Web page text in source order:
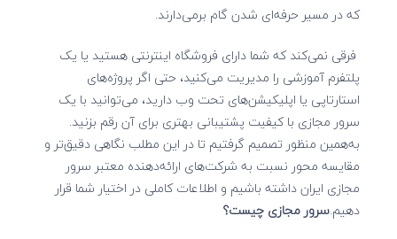
که در مسیر حرفه‌ای شدن گام برمی‌دارند.
فرقی نمی‌کند که شما دارای فروشگاه اینترنتی هستید یا یک
پلتفرم آموزشی را مدیریت می‌کنید، حتی اگر پروژه‌های
استارتاپی یا اپلیکیشن‌های تحت وب دارید، می‌توانید با یک
سرور مجازی با کیفیت پشتیبانی بهتری برای آن رقم بزنید.
به‌همین منظور تصمیم گرفتیم تا در این مطلب نگاهی دقیق‌تر و
مقایسه محور نسبت به شرکت‌های ارائه‌دهنده معتبر سرور
مجازی ایران داشته باشیم و اطلاعات کاملی در اختیار شما قرار
دهیم.سرور مجازی چیست؟